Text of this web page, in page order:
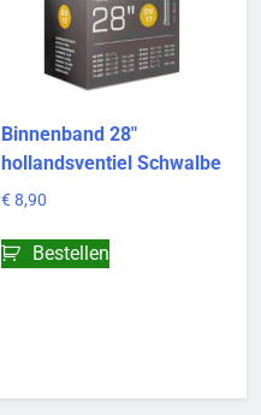
Binnenband 28″
hollandsventiel Schwalbe
€ 8,90
Bestellen